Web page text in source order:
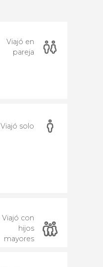
Viajó en
pareja
Viajó solo
Viajó con
hijos
mayores